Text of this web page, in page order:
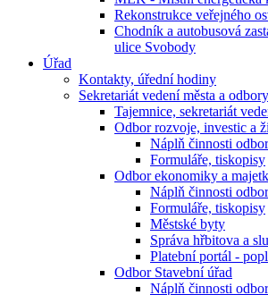
Rekonstrukce veřejného
Chodník a autobusová
ulice Svobody
Úřad
Kontakty, úřední hodiny
Sekretariát vedení města a odbory
Tajemnice, sekretariát
Odbor rozvoje, investic a
Náplň činnosti
Formuláře, tiskopisy
Odbor ekonomiky a
Náplň činnosti
Formuláře, tiskopisy
Městské byty
Správa hřbitova a
Platební portál -
Odbor Stavební úřad
Náplň činnosti